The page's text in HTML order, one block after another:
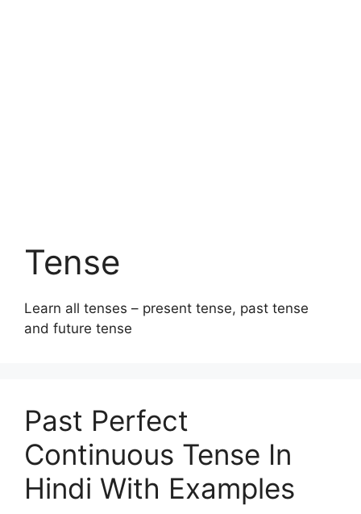
Tense
Learn all tenses – present tense, past tense
and future tense
Past Perfect
Continuous Tense In
Hindi With Examples